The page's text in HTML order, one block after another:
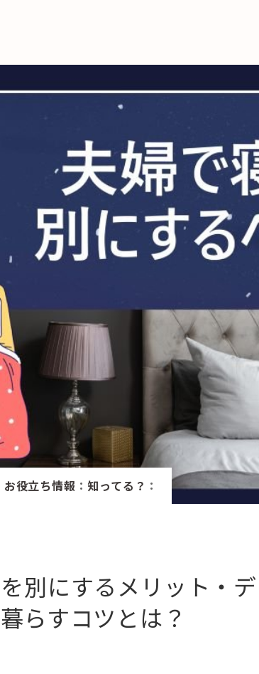
暮らし
学び・教育
活用事例
リノベ事例
お役立ち情報 ： 知ってる？ ：
別にするメリット・
らすコツとは？